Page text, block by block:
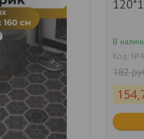
В
Код:
182